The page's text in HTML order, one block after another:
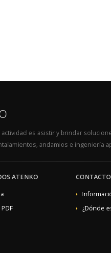
es asistir y brindar
andamios e ingeniería
ATENKO CONTACTO
¿Dónde